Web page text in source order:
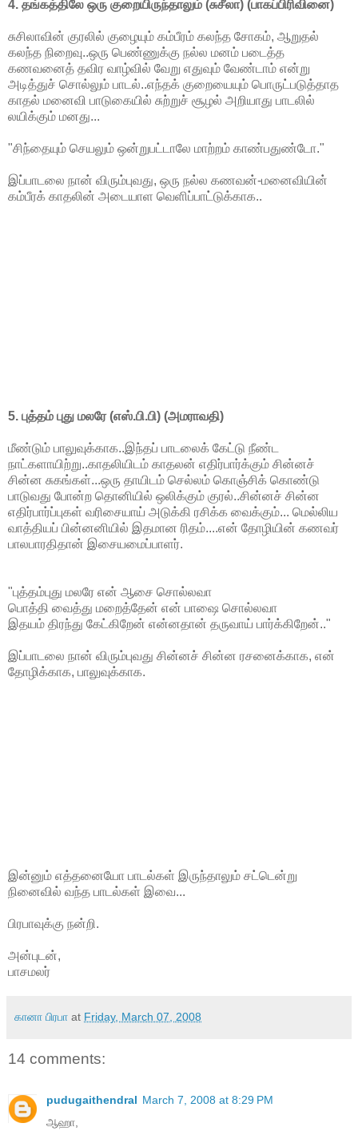
4. தங்கத்திலே ஒரு குறையிருந்தாலும் (சுசீலா) (பாகப்பிரிவினை)
சுசிலாவின் குரலில் குழையும் கம்பீரம் கலந்த சோகம், ஆறுதல்
கலந்த நிறைவு..ஒரு பெண்ணுக்கு நல்ல மனம் படைத்த
கணவனைத் தவிர வாழ்வில் வேறு எதுவும் வேண்டாம் என்று
அடித்துச் சொல்லும் பாடல்..எந்தக் குறையையும் பொருட்படுத்தாத
காதல் மனைவி பாடுகையில் சுற்றுச் சூழல் அறியாது பாடலில்
லயிக்கும் மனது...
"சிந்தையும் செயலும் ஒன்றுபட்டாலே மாற்றம் காண்பதுண்டோ."
இப்பாடலை நான் விரும்புவது, ஒரு நல்ல கணவன்-மனைவியின்
கம்பீரக் காதலின் அடையாள வெளிப்பாட்டுக்காக..
5. புத்தம் புது மலரே (எஸ்.பி.பி) (அமராவதி)
மீண்டும் பாலுவுக்காக..இந்தப் பாடலைக் கேட்டு நீண்ட
நாட்களாயிற்று..காதலியிடம் காதலன் எதிர்பார்க்கும் சின்னச்
சின்ன சுகங்கள்...ஒரு தாயிடம் செல்லம் கொஞ்சிக் கொண்டு
பாடுவது போன்ற தொனியில் ஒலிக்கும் குரல்..சின்னச் சின்ன
எதிர்பார்ப்புகள் வரிசையாய் அடுக்கி ரசிக்க வைக்கும்... மெல்லிய
வாத்தியப் பின்னனியில் இதமான ரிதம்....என் தோழியின் கணவர்
பாலபாரதிதான் இசையமைப்பாளர்.
"புத்தம்புது மலரே என் ஆசை சொல்லவா
பொத்தி வைத்து மறைத்தேன் என் பாஷை சொல்லவா
இதயம் திரந்து கேட்கிறேன் என்னதான் தருவாய் பார்க்கிறேன்.."
இப்பாடலை நான் விரும்புவது சின்னச் சின்ன ரசனைக்காக, என்
தோழிக்காக, பாலுவுக்காக.
இன்னும் எத்தனையோ பாடல்கள் இருந்தாலும் சட்டென்று
நினைவில் வந்த பாடல்கள் இவை...
பிரபாவுக்கு நன்றி.
அன்புடன்,
பாசமலர்
கானா பிரபா at Friday, March 07, 2008
14 comments:
pudugaithendral March 7, 2008 at 8:29 PM
ஆஹா,